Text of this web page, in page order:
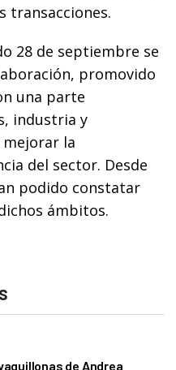
transacciones.
28 de septiembre se
promovido
una parte
industria y
la
del sector. Desde
podido constatar
ámbitos.
de Andrea